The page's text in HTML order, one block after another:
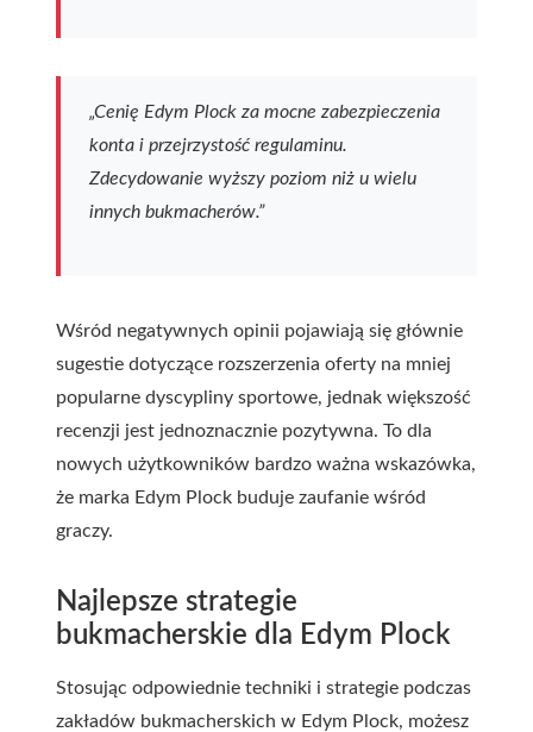
„Cenię Edym Plock za mocne zabezpieczenia
konta i przejrzystość regulaminu.
Zdecydowanie wyższy poziom niż u wielu
innych bukmacherów.”
Wśród negatywnych opinii pojawiają się głównie
sugestie dotyczące rozszerzenia oferty na mniej
popularne dyscypliny sportowe, jednak większość
recenzji jest jednoznacznie pozytywna. To dla
nowych użytkowników bardzo ważna wskazówka,
że marka Edym Plock buduje zaufanie wśród
graczy.
Najlepsze strategie
bukmacherskie dla Edym Plock
Stosując odpowiednie techniki i strategie podczas
zakładów bukmacherskich w Edym Plock, możesz